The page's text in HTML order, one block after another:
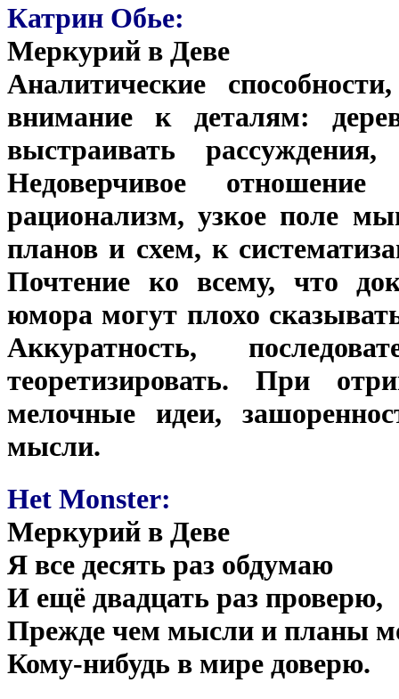
Катрин Обье:
Меркурий в Деве
Аналитические
внимание к деталям:
выстраивать
Недоверчивое
рационализм, узкое поле
планов и схем, к
Почтение ко всему, что
юмора могут плохо
Аккуратность,
теоретизировать. При
мелочные идеи,
мысли.
Het Monster:
Меркурий в Деве
Я все десять раз обдумаю
И ещё двадцать раз проверю,
Прежде чем мысли и планы
Кому-нибудь в мире доверю.